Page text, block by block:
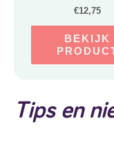
€12,75
BEKIJK
Tips en